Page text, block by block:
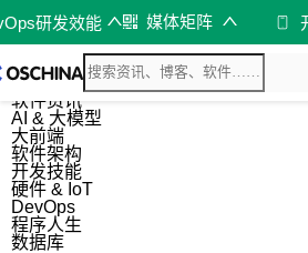
研发效能 媒体矩阵
综合
开源资讯
软件资讯
AI & 大模型
大前端
软件架构
开发技能
硬件 & IoT
DevOps
程序人生
数据库